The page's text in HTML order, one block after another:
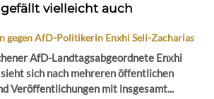
vielleicht auch
gegen AfD-Politikerin Enxhi Seli-Zacharias
AfD-Landtagsabgeordnete Enxhi
sich nach mehreren öffentlichen
Veröffentlichungen mit insgesamt...